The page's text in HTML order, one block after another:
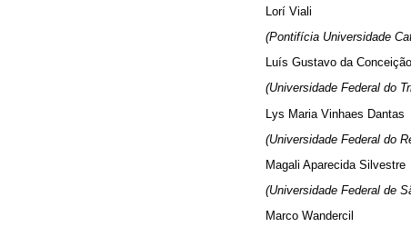
Lorí Viali
(Pontifícia Universidade
Luís Gustavo da
(Universidade Federal do
Lys Maria Vinhaes Dantas
(Universidade Federal do
Magali Aparecida Silvestre
(Universidade Federal de
Marco Wandercil